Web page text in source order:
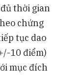
thời gian
chứng
tục dao
10 điểm)
mục đích